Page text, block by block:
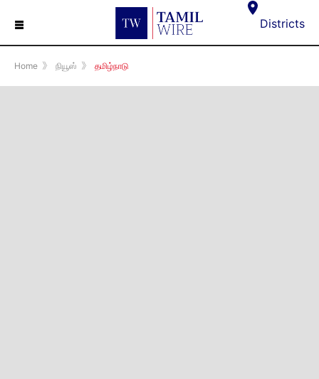
☰ Districts
Home 》 நியூஸ் 》 தமிழ்நாடு